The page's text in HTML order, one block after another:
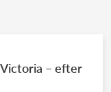
– efter